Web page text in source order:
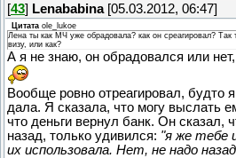
[43] Lenababina[05.03.2012, 06:47]
Цитата ole_lukoe
Лена ты как МЧ уже обрадовала? как он среагировал? Так
визу, или как?
А я не знаю, он обрадовался или
Вообще ровно отреагировал, будто
дала. Я сказала, что могу выслать
что деньги вернул банк. Он сказал,
назад, только удивился: "я же тебе
их использовала. Нет, не надо